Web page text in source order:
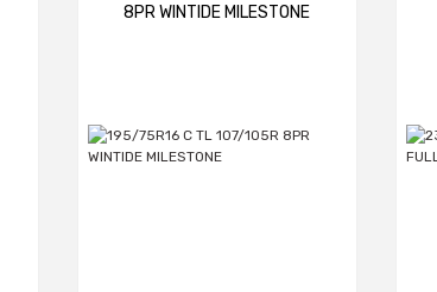
8PR WINTIDE MILESTONE